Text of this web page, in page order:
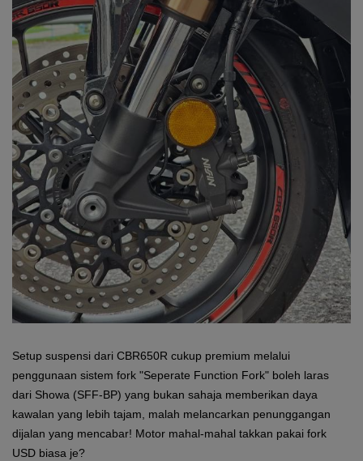
Setup suspensi dari CBR650R cukup premium melalui
penggunaan sistem fork "Seperate Function Fork" boleh laras
dari Showa (SFF-BP) yang bukan sahaja memberikan daya
kawalan yang lebih tajam, malah melancarkan penunggangan
dijalan yang mencabar! Motor mahal-mahal takkan pakai fork
USD biasa je?